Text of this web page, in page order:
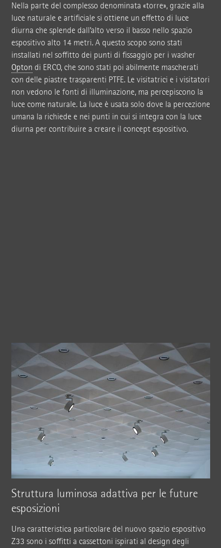
Nella parte del complesso denominata «torre», grazie alla
luce naturale e artificiale si ottiene un effetto di luce
diurna che splende dall’alto verso il basso nello spazio
espositivo alto 14 metri. A questo scopo sono stati
installati nel soffitto dei punti di fissaggio per i washer
Opton di ERCO, che sono stati poi abilmente mascherati
con delle piastre trasparenti PTFE. Le visitatrici e i visitatori
non vedono le fonti di illuminazione, ma percepiscono la
luce come naturale. La luce è usata solo dove la percezione
umana la richiede e nei punti in cui si integra con la luce
diurna per contribuire a creare il concept espositivo.
Struttura luminosa adattiva per le future
esposizioni
Una caratteristica particolare del nuovo spazio espositivo
Z33 sono i soffitti a cassettoni ispirati al design degli